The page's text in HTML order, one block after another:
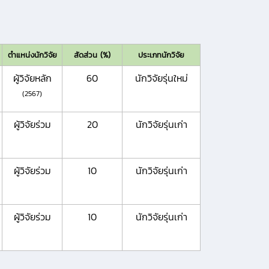
ตำแหน่งนักวิจัย สัดส่วน (%) ประเภทนักวิจัย
ผู้วิจัยหลัก
(2567)
60 นักวิจัยรุ่นใหม่
ผู้วิจัยร่วม 20 นักวิจัยรุ่นเก่า
ผู้วิจัยร่วม 10 นักวิจัยรุ่นเก่า
ผู้วิจัยร่วม 10 นักวิจัยรุ่นเก่า